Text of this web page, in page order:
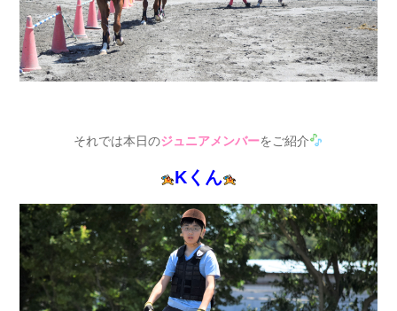
それでは本日のジュニアメンバーをご紹介
Kくん